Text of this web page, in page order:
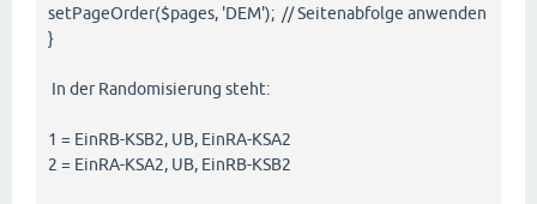
setPageOrder($pages, 'DEM'); // Seitenabfolge anwenden
}
In der Randomisierung steht:
1 = EinRB-KSB2, UB, EinRA-KSA2
2 = EinRA-KSA2, UB, EinRB-KSB2